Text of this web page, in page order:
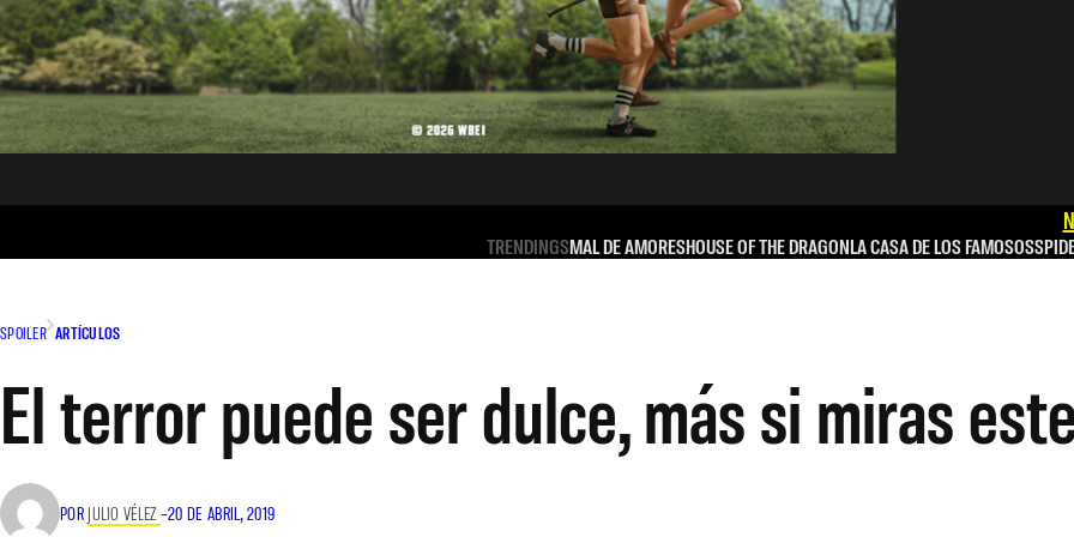
TRENDINGSMAL DE AMORESHOUSE OF THE DRAGONLA CASA DE LOS FAMOSOS
SPOILER ARTÍCULOS
El terror puede ser dulce, más si miras
POR JULIO VÉLEZ –20 DE ABRIL, 2019